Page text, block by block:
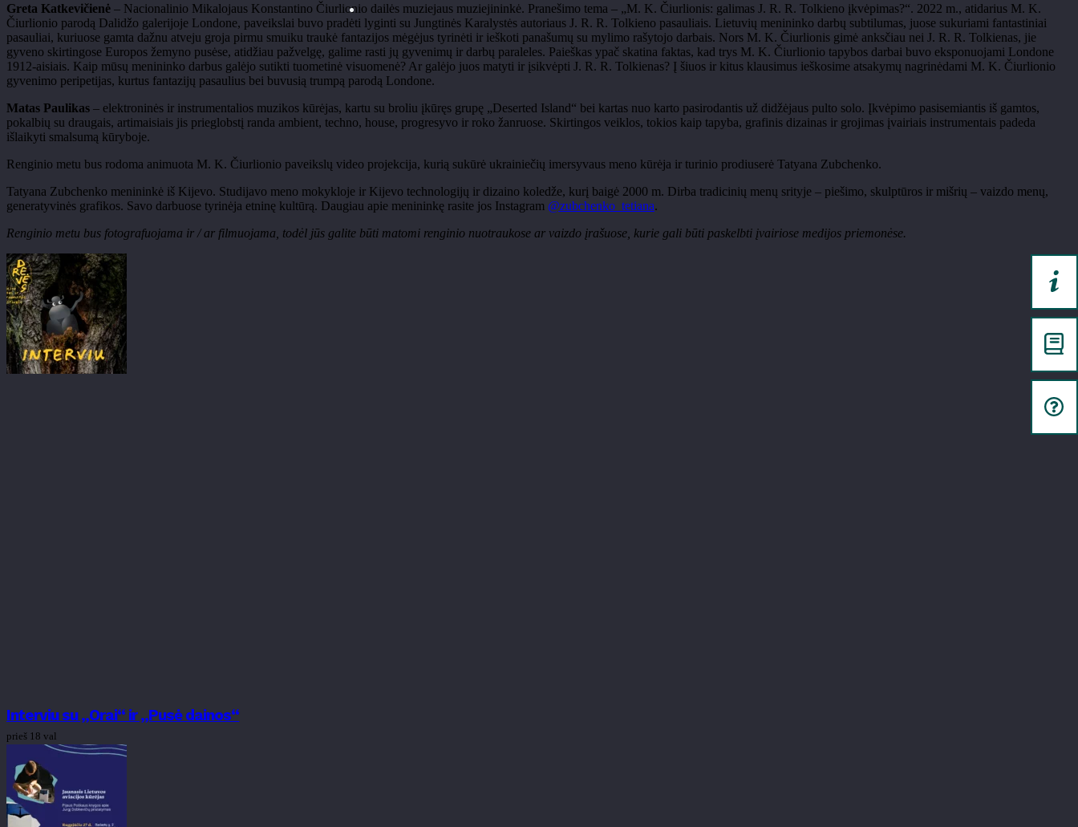
Greta Katkevičienė – Nacionalinio Mikalojaus Konstantino Čiurlionio dailės muziejaus muziejininkė. Pranešimo tema – „M. K. Čiurlionis: galimas J. R. R. Tolkieno įkvėpimas?“. 2022 m., atidarius M. K.
Čiurlionio parodą Dalidžo galerijoje Londone, paveikslai buvo pradėti lyginti su Jungtinės Karalystės autoriaus J. R. R. Tolkieno pasauliais. Lietuvių menininko darbų subtilumas, juose sukuriami fantastiniai
pasauliai, kuriuose gamta dažnu atveju groja pirmu smuiku traukė fantazijos mėgėjus tyrinėti ir ieškoti panašumų su mylimo rašytojo darbais. Nors M. K. Čiurlionis gimė anksčiau nei J. R. R. Tolkienas, jie
gyveno skirtingose Europos žemyno pusėse, atidžiau pažvelgę, galime rasti jų gyvenimų ir darbų paraleles. Paieškas ypač skatina faktas, kad trys M. K. Čiurlionio tapybos darbai buvo eksponuojami Londone
1912-aisiais. Kaip mūsų menininko darbus galėjo sutikti tuometinė visuomenė? Ar galėjo juos matyti ir įsikvėpti J. R. R. Tolkienas? Į šiuos ir kitus klausimus ieškosime atsakymų nagrinėdami M. K. Čiurlionio
gyvenimo peripetijas, kurtus fantazijų pasaulius bei buvusią trumpą parodą Londone.
Matas Paulikas – elektroninės ir instrumentalios muzikos kūrėjas, kartu su broliu įkūręs grupę „Deserted Island“ bei kartas nuo karto pasirodantis už didžėjaus pulto solo. Įkvėpimo pasisemiantis iš gamtos,
pokalbių su draugais, artimaisiais jis prieglobstį randa ambient, techno, house, progresyvo ir roko žanruose. Skirtingos veiklos, tokios kaip tapyba, grafinis dizainas ir grojimas įvairiais instrumentais padeda
išlaikyti smalsumą kūryboje.
Renginio metu bus rodoma animuota M. K. Čiurlionio paveikslų video projekcija, kurią sukūrė ukrainiečių imersyvaus meno kūrėja ir turinio prodiuserė Tatyana Zubchenko.
Tatyana Zubchenko menininkė iš Kijevo. Studijavo meno mokykloje ir Kijevo technologijų ir dizaino koledže, kurį baigė 2000 m. Dirba tradicinių menų srityje – piešimo, skulptūros ir mišrių – vaizdo menų,
generatyvinės grafikos. Savo darbuose tyrinėja etninę kultūrą. Daugiau apie menininkę rasite jos Instagram @zubchenko_tetiana.
Renginio metu bus fotografuojama ir / ar filmuojama, todėl jūs galite būti matomi renginio nuotraukose ar vaizdo įrašuose, kurie gali būti paskelbti įvairiose medijos priemonėse.
Interviu su „Orai“ ir „Pusė dainos“
prieš 18 val